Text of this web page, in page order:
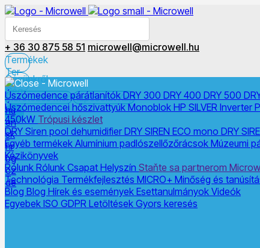
+ 36 30 875 58 51 microwell@microwell.hu
Termékek
Ter
Cégünkről
Cég
Méretezés Mér Kapcsolat Kap
hu
en
sk
hr
bg
cz
de
Úszómedence párátlanítókDRY 300 DRY 400 DRY 500
Úszómedencei hőszivattyúkMonoblok HP SILVER Inverter
450kW Trópusi készlet
DRY Siren pool dehumidifier DRY SIREN ECO mono DRY
Egyéb termékek Alumínium padlószellőzőrácsok Múzeumi
Kézikönyvek
Rólunk Rólunk Csapat Helyszín Staňte sa partnerom
Technológia Termékfejlesztés MICRO+ Minőség és
Blog Blog Hírek és események Esettanulmányok Videók
Egyebek ISO GDPR Letöltések Gyors keresés